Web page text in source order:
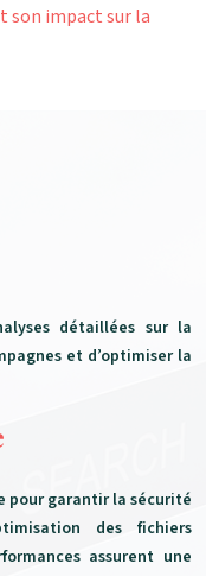
son impact sur la
détaillées sur la
et d’optimiser la
pour garantir la sécurité
des fichiers
assurent une